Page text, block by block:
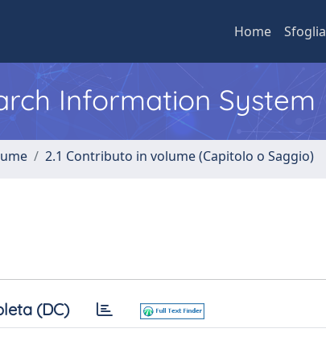
Home Sfoglia
Information System
2.1 Contributo in volume (Capitolo o Saggio)
(DC)